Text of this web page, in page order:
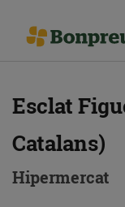
Esclat
Catalans)
Hipermercat